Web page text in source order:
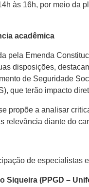
às 16h, por meio da
acadêmica
pela Emenda
disposições,
de Seguridade
que terão impacto
propõe a analisar
relevância diante do
de especialistas
Siqueira (PPGD –